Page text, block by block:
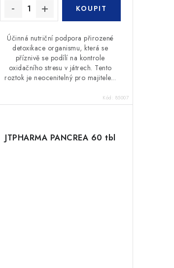
Účinná nutriční podpora přirozené
detoxikace organismu, která se
příznivě se podílí na kontrole
oxidačního stresu v játrech. Tento
roztok je neocenitelný pro majitele...
Kód: 85007
JTPHARMA PANCREA 60 tbl